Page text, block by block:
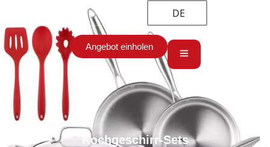
DE
Angebot einholen
Kochgeschirr-Sets